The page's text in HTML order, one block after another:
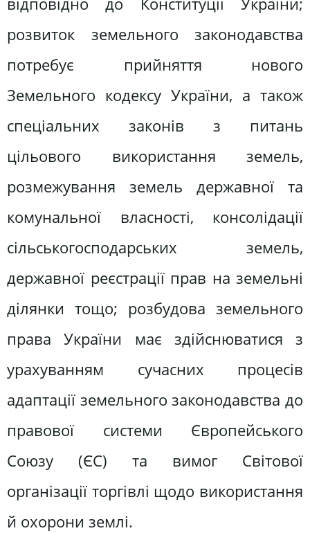
розвиток земельного законодавства
потребує прийняття нового
Земельного кодексу України, а також
спеціальних законів з питань
цільового використання земель,
розмежування земель державної та
комунальної власності, консолідації
сільськогосподарських земель,
державної реєстрації прав на земельні
ділянки тощо; розбудова земельного
права України має здійснюватися з
урахуванням сучасних процесів
адаптації земельного законодавства до
правової системи Європейського
Союзу (ЄС) та вимог Світової
організації торгівлі щодо використання
й охорони землі.